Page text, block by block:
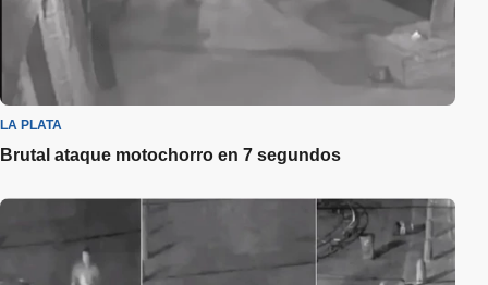
LA PLATA
Brutal ataque motochorro en 7 segundos